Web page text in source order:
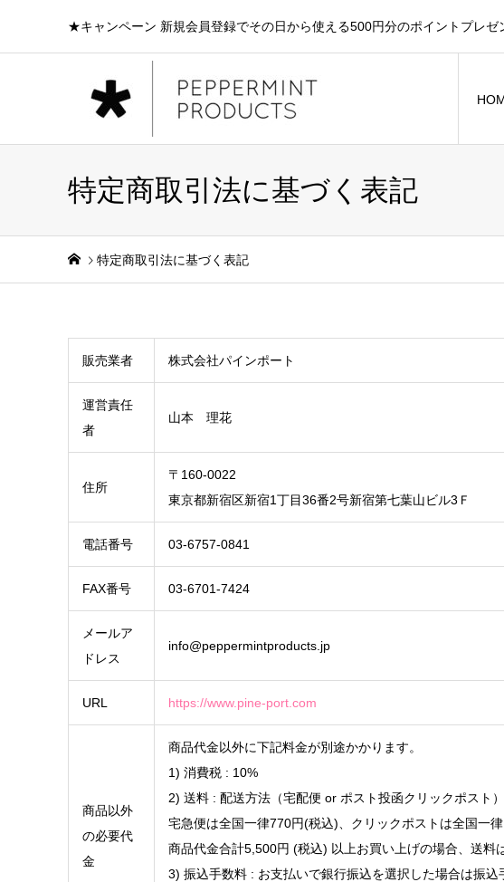
★キャンペーン 新規会員登録でその日から使える500円分のポイントプレゼ
特定商取引法に基づく表記
特定商取引法に基づく表記
販売業者 株式会社パインポート
運営責任
者
山本 理花
住所
〒160-0022
東京都新宿区新宿1丁目36番2号新宿第七葉山ビル3Ｆ
電話番号 03-6757-0841
FAX番号 03-6701-7424
メールア
ドレス
info@peppermintproducts.jp
URL https://www.pine-port.com
商品以外
の必要代
金
商品代金以外に下記料金が別途かかります。
1) 消費税 : 10%
2) 送料 : 配送方法（宅配便 or ポスト投函クリックポスト
宅急便は全国一律770円(税込)、クリックポストは全国一律
商品代金合計5,500円 (税込) 以上お買い上げの場合、送料
3) 振込手数料 : お支払いで銀行振込を選択した場合は振込